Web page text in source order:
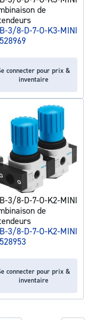
de
3/8-D-7-O-K3-MINI
528969
connecter pour prix &
inventaire
3/8-D-7-O-K2-MINI
de
3/8-D-7-O-K2-MINI
528953
connecter pour prix &
inventaire